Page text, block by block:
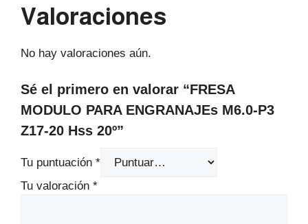
Valoraciones
No hay valoraciones aún.
Sé el primero en valorar “FRESA
MODULO PARA ENGRANAJEs M6.0-P3
Z17-20 Hss 20º”
Tu puntuación *
Tu valoración *